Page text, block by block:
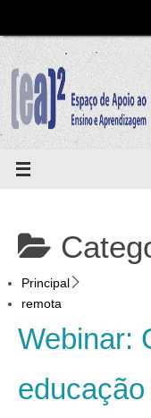
conteúdo
Principal
remota
Webinar: